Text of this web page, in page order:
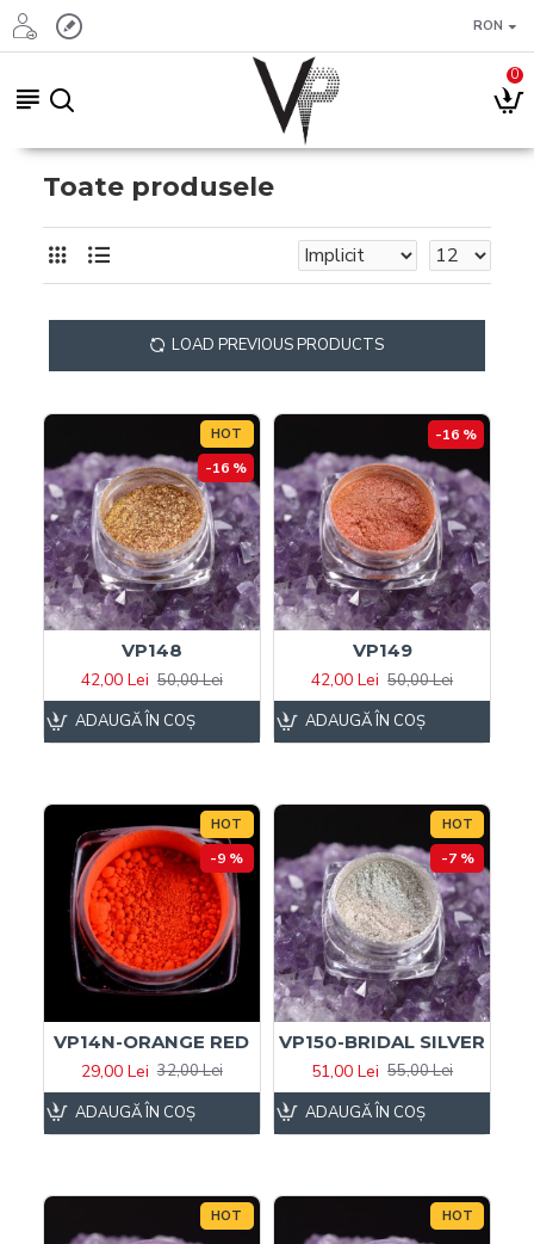
RON
0
Toate produsele
LOAD PREVIOUS PRODUCTS
HOT
-16 %
VP148
42,00 Lei 50,00 Lei
ADAUGĂ ÎN COŞ
-16 %
VP149
42,00 Lei 50,00 Lei
ADAUGĂ ÎN COŞ
HOT
-9 %
VP14N-ORANGE RED
29,00 Lei 32,00 Lei
ADAUGĂ ÎN COŞ
HOT
-7 %
VP150-BRIDAL SILVER
51,00 Lei 55,00 Lei
ADAUGĂ ÎN COŞ
HOT HOT